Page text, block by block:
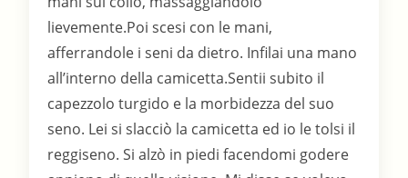
lievemente.Poi scesi con le mani,
afferrandole i seni da dietro. Infilai una mano
all’interno della camicetta.Sentii subito il
capezzolo turgido e la morbidezza del suo
seno. Lei si slacciò la camicetta ed io le tolsi il
reggiseno. Si alzò in piedi facendomi godere